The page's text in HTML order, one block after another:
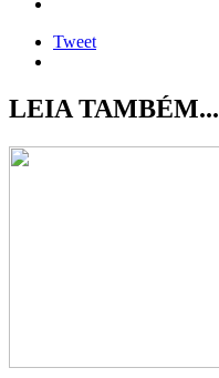
Tweet
LEIA TAMBÉM...